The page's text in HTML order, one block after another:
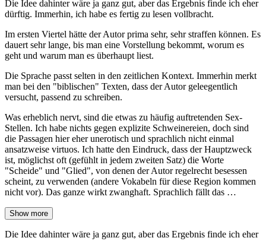
Die Idee dahinter wäre ja ganz gut, aber das Ergebnis finde ich eher
dürftig. Immerhin, ich habe es fertig zu lesen vollbracht.
Im ersten Viertel hätte der Autor prima sehr, sehr straffen können. Es
dauert sehr lange, bis man eine Vorstellung bekommt, worum es
geht und warum man es überhaupt liest.
Die Sprache passt selten in den zeitlichen Kontext. Immerhin merkt
man bei den "biblischen" Texten, dass der Autor geleegentlich
versucht, passend zu schreiben.
Was erheblich nervt, sind die etwas zu häufig auftretenden Sex-
Stellen. Ich habe nichts gegen explizite Schweinereien, doch sind
die Passagen hier eher unerotisch und sprachlich nicht einmal
ansatzweise virtuos. Ich hatte den Eindruck, dass der Hauptzweck
ist, möglichst oft (gefühlt in jedem zweiten Satz) die Worte
"Scheide" und "Glied", von denen der Autor regelrecht besessen
scheint, zu verwenden (andere Vokabeln für diese Region kommen
nicht vor). Das ganze wirkt zwanghaft. Sprachlich fällt das …
Show more
Die Idee dahinter wäre ja ganz gut, aber das Ergebnis finde ich eher